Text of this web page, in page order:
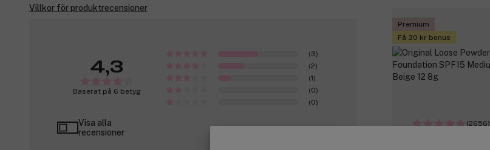
Premium
Få 30 kr bonus
(2656)
Villkor för produktrecensioner
4,3
Baserat på 6 betyg
(3)
(2)
(1)
(0)
(0)
Visa alla
recensioner